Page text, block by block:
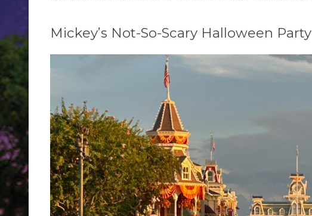
Mickey’s Not-So-Scary Halloween Party